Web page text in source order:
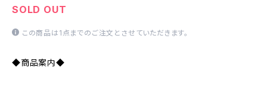
SOLD OUT
この商品は1点までのご注文とさせていただきます。
◆商品案内◆